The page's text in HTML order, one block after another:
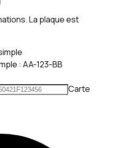
La plaque est
: AA-123-BB
Carte